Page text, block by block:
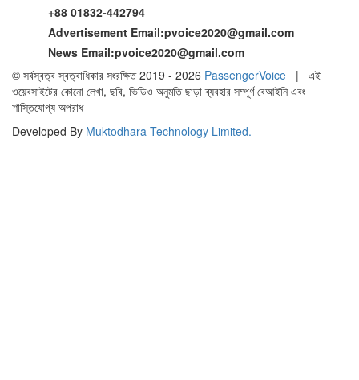
+88 01832-442794
Advertisement Email:pvoice2020@gmail.com
News Email:pvoice2020@gmail.com
© সর্বস্বত্ব স্বত্বাধিকার সংরক্ষিত 2019 - 2026 PassengerVoice | এই
ওয়েবসাইটের কোনো লেখা, ছবি, ভিডিও অনুমতি ছাড়া ব্যবহার সম্পূর্ণ বেআইনি এবং
শাস্তিযোগ্য অপরাধ
Developed By Muktodhara Technology Limited.